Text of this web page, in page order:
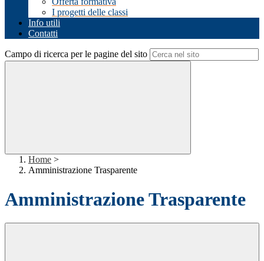
I progetti delle classi
Info utili
Contatti
Campo di ricerca per le pagine del sito
Home >
Amministrazione Trasparente
Amministrazione Trasparente